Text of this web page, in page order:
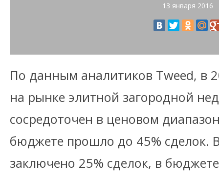
13 января 2016
По данным аналитиков Tweed, в
на рынке элитной загородной
сосредоточен в ценовом
бюджете прошло до 45% сделок.
заключено 25% сделок, в